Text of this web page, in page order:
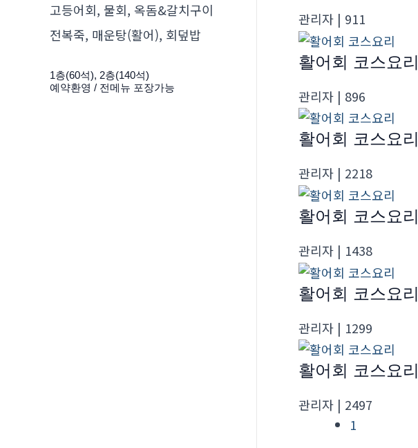
고등어회, 물회, 옥돔&갈치구이
전복죽, 매운탕(활어), 회덮밥
1층(60석), 2층(140석)
예약환영 / 전메뉴 포장가능
관리자 | 911
활어회 코스요리
관리자 | 896
활어회 코스요리
관리자 | 2218
활어회 코스요리
관리자 | 1438
활어회 코스요리
관리자 | 1299
활어회 코스요리
관리자 | 2497
1